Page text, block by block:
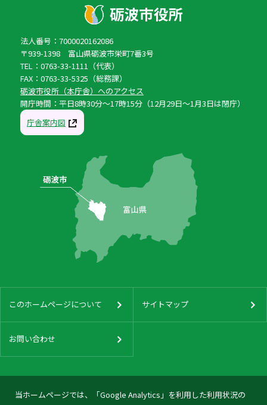
当ホームページでは、「Google Analytics」を利用した利用状況の
法人番号：7000020162086
〒939-1398 富山県砺波市栄町7番3号
TEL：0763-33-1111（代表）
FAX：0763-33-5325（総務課）
砺波市役所（本庁舎）へのアクセス
開庁時間：平日8時30分〜17時15分（12月29日〜1月3日は閉庁）
庁舎案内図
このホームページについて サイトマップ
お問い合わせ